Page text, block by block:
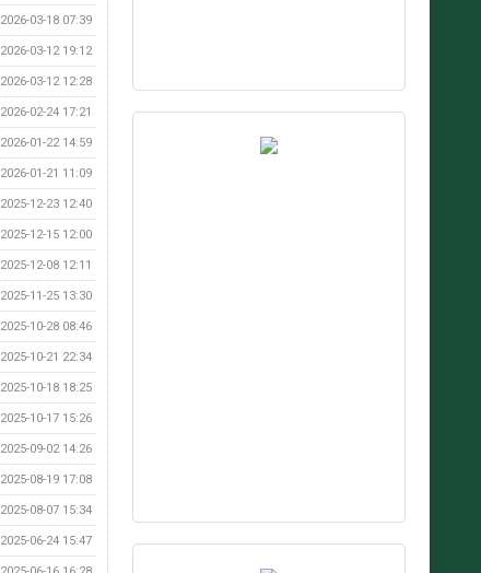
2026-03-18 07:39
2026-03-12 19:12
2026-03-12 12:28
2026-02-24 17:21
2026-01-22 14:59
2026-01-21 11:09
2025-12-23 12:40
2025-12-15 12:00
2025-12-08 12:11
2025-11-25 13:30
2025-10-28 08:46
2025-10-21 22:34
2025-10-18 18:25
2025-10-17 15:26
2025-09-02 14:26
2025-08-19 17:08
2025-08-07 15:34
2025-06-24 15:47